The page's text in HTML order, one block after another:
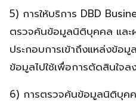
5) การให้บริการ DBD
ตรวจค้นข้อมูลนิติบุคคล และ
ประกอบการเข้าถึงแหล่งข้อ
ข้อมูลไปใช้เพื่อการตัดสินใจ
6) การตรวจค้นข้อมูลนิติบุค